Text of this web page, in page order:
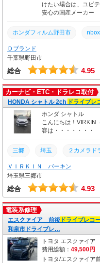
けたい場合は、ユピ
安心の国産メーカー
ホンダフィルム野田市
野田市持込取付
ドライブレコーダー取付取手
ドラレコ持込取付越谷市 ド
ドラレコ持込取付守谷市 ド
ドライブレコーダー取付春日部市
ドライブレコーダー取付坂東市
nboxユピテル野田市
nboxドライブレコーダー取付
Ｄブランド
千葉県野田市
総合 4.95
カーナビ・ETC・ドラレコ取付
HONDA シャトル 2ch ドライブレ
ホンダ シャトル
こんにちは！VIRKIN
容は・・・・・・・
三郷 埼玉 ２カメラド
2ch 取付 ドライブレコ
アンドロイドナビ 取り付け
ＶＩＲＫＩＮ バーキン
埼玉県三郷市
総合 4.93
電装系修理
エスクァイア 前後 ドライブレコ
和泉市ドライブレ…
トヨタ エスクァイア
費用総額： 49,500円
トヨタ/エスクァイア